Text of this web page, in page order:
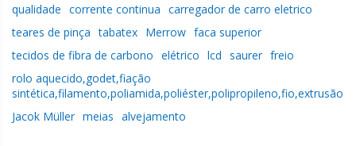
qualidade corrente continua carregador de carro eletrico
teares de pinça tabatex Merrow faca superior
tecidos de fibra de carbono elétrico lcd saurer freio
rolo aquecido,godet,fiação
sintética,filamento,poliamida,poliéster,polipropileno,fio,extrusão
Jacok Müller meias alvejamento